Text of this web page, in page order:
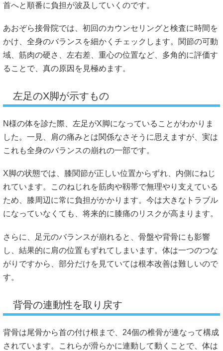
首へと順番に負担が波及していくのです。
あおぞら接骨院では、初回のカウンセリングと検査に時間を
かけ、全身のバランスを細かくチェックします。関節の可動
域、筋肉の硬さ、左右差、重心の位置など、多角的に評価す
ることで、真の原因を見極めます。
左足のX脚が示すもの
N様の体を診た際、左足がX脚になっていることがわかりま
した。一見、肩の痛みとは関係なさそうに思えますが、実は
これも全身のバランスの崩れの一部です。
X脚の状態では、膝関節が正しい位置からずれ、内側にねじ
れています。このねじれを筋肉や靱帯で無理やり支えている
ため、膝周辺に常に負担がかかります。今は大きなトラブル
になっていなくても、将来的に膝痛のリスクが高まります。
さらに、足元のバランスが崩れると、骨盤や背骨にも影響
し、結果的に肩の位置もずれてしまいます。体は一つのつな
がりですから、部分だけを見ていては根本改善は難しいので
す。
背骨の連動性を取り戻す
背骨は尾骨から首の付け根まで、24個の椎骨が連なって構成
されています。これらが滑らかに連動して動くことで、体は